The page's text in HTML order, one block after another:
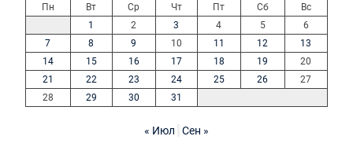
Пн Вт Ср Чт Пт Сб
Вс
1
2 3 4 5
6
7
8 9 10 11 12
13
14
15 16 17 18 19
20
21
22 23 24 25 26
27
28
29 30 31
« Июл Сен »